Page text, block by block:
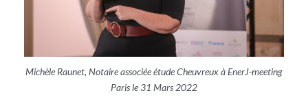
Michèle Raunet, Notaire associée étude Cheuvreux à EnerJ-meeting
Paris le 31 Mars 2022